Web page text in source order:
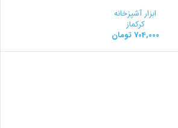
ابزار آشپزخانه
کرکماز
704,000 تومان